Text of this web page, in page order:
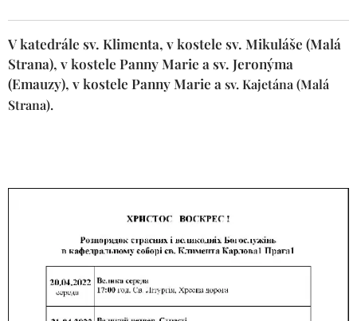
V katedrále sv. Klimenta, v kostele sv. Mikuláše (Malá
Strana), v kostele Panny Marie a sv. Jeronýma
(Emauzy), v kostele Panny Marie a sv. Kajetána (Malá
Strana).